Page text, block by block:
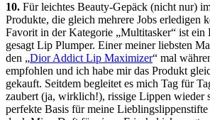
10. Für leichtes Beauty-Gepäck (nicht nur)
Produkte, die gleich mehrere Jobs erledigen
Favorit in der Kategorie „Multitasker“ ist ein
gesagt Lip Plumper. Einer meiner liebsten
den „Dior Addict Lip Maximizer“ mal
empfohlen und ich habe mir das Produkt
gekauft. Seitdem begleitet es mich Tag für
zaubert (ja, wirklich!), rissige Lippen wieder
perfekte Basis für meine